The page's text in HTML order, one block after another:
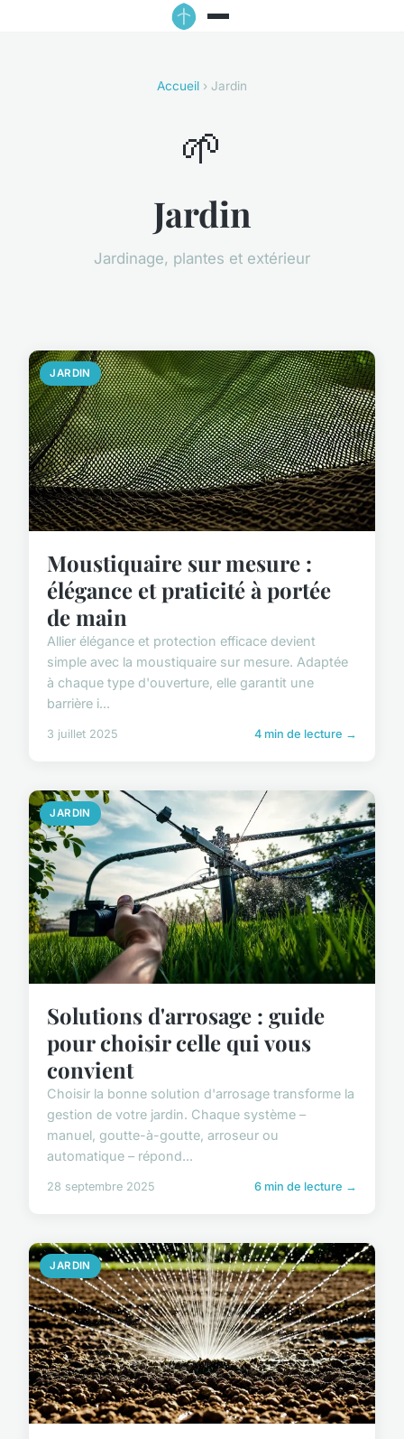
Accueil › Jardin
🌱
Jardin
Jardinage, plantes et extérieur
JARDIN
Moustiquaire sur mesure :
élégance et praticité à portée
de main
Allier élégance et protection efficace devient
simple avec la moustiquaire sur mesure. Adaptée
à chaque type d'ouverture, elle garantit une
barrière i...
3 juillet 2025 4 min de lecture →
JARDIN
Solutions d'arrosage : guide
pour choisir celle qui vous
convient
Choisir la bonne solution d'arrosage transforme la
gestion de votre jardin. Chaque système –
manuel, goutte-à-goutte, arroseur ou
automatique – répond...
28 septembre 2025 6 min de lecture →
JARDIN